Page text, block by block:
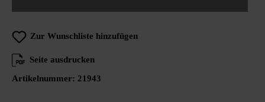
Zur Wunschliste hinzufügen
Seite ausdrucken
Artikelnummer: 21943